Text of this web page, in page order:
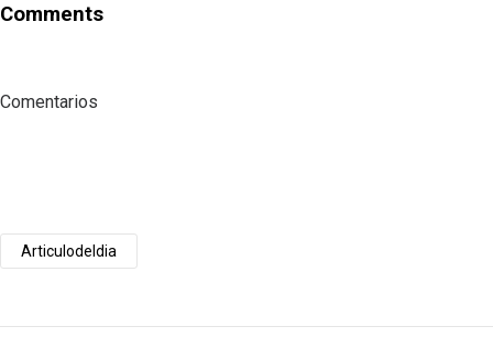
Comments
Comentarios
Articulodeldia